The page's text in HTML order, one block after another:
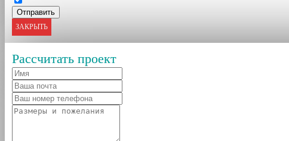
ЗАКРЫТЬ
Рассчитать проект